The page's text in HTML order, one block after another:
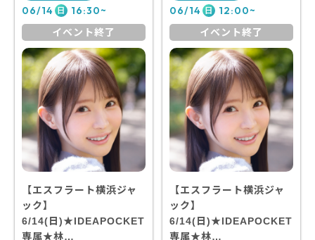
06/14 日 16:30~
イベント終了
【エスフラート横浜ジャ
ック】
6/14(日)★IDEAPOCKET
専属★林…
06/14 日 12:00~
イベント終了
【エスフラート横浜ジャ
ック】
6/14(日)★IDEAPOCKET
専属★林…